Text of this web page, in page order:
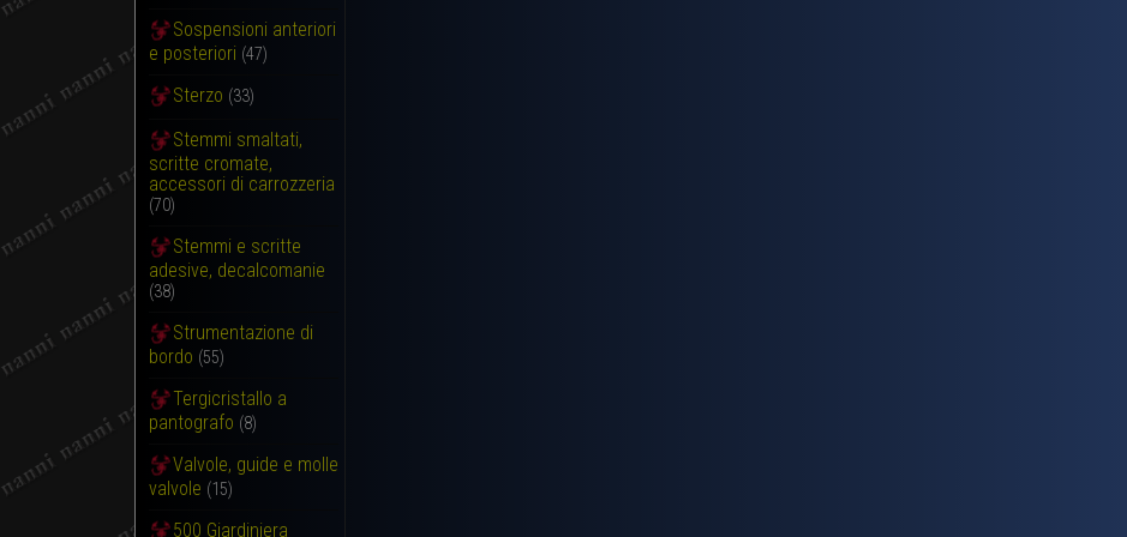
Sospensioni anteriori
e posteriori (47)
Sterzo (33)
Stemmi smaltati,
scritte cromate,
accessori di carrozzeria
(70)
Stemmi e scritte
adesive, decalcomanie
(38)
Strumentazione di
bordo (55)
Tergicristallo a
pantografo (8)
Valvole, guide e molle
valvole (15)
500 Giardiniera